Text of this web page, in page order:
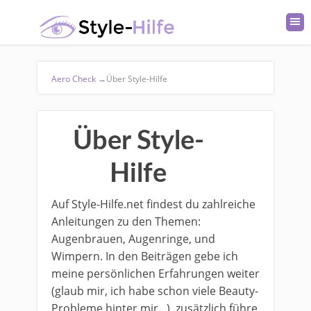
Aero Check →Über Style-Hilfe
Über Style-
Hilfe
Auf Style-Hilfe.net findest du zahlreiche
Anleitungen zu den Themen:
Augenbrauen, Augenringe, und
Wimpern. In den Beiträgen gebe ich
meine persönlichen Erfahrungen weiter
(glaub mir, ich habe schon viele Beauty-